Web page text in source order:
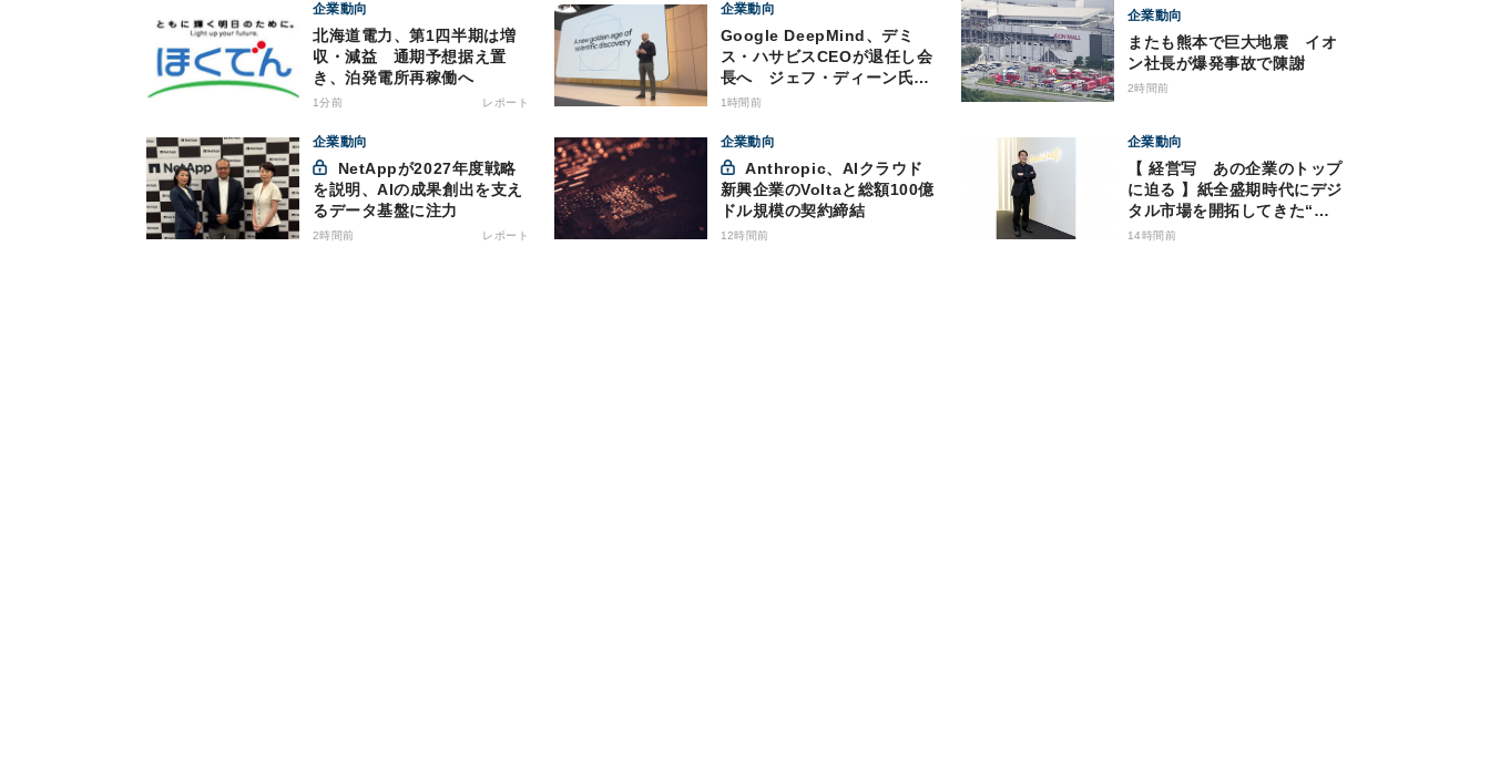
企業動向
北海道電力、第1四半期は増
収・減益 通期予想据え置
き、泊発電所再稼働へ
1分前 レポート
企業動向
Google DeepMind、デミ
ス・ハサビスCEOが退任し会
長へ ジェフ・ディーン氏も
退社
1時間前
企業動向
またも熊本で巨大地震 イオ
ン社長が爆発事故で陳謝
2時間前
企業動向
を説明、AIの成果創出を支え
るデータ基盤に注力
2時間前 レポート
企業動向
Anthropic、AIクラウド
新興企業のVoltaと総額100億
ドル規模の契約締結
12時間前
企業動向
【 経営写 あの企業のトップ
に迫る 】紙全盛期時代にデジ
タル市場を開拓してきた“電
子コミックの父” BookLive
14時間前